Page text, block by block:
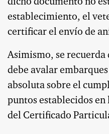
dicho documento no
establecimiento, el
certificar el envío de
Asimismo, se
debe avalar
absoluta sobre el
puntos establecidos
del Certificado